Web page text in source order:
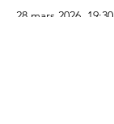
28 mars 2026, 19:30